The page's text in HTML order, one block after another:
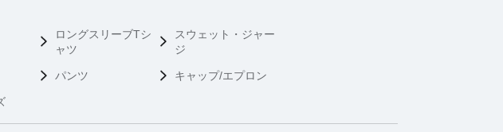
ロングスリーブTシ
ャツ
スウェット・ジャー
ジ
パンツ キャップ/エプロン